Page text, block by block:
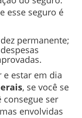
esse seguro é
permanente;
estar em dia
, se você se
consegue ser
envolvidas